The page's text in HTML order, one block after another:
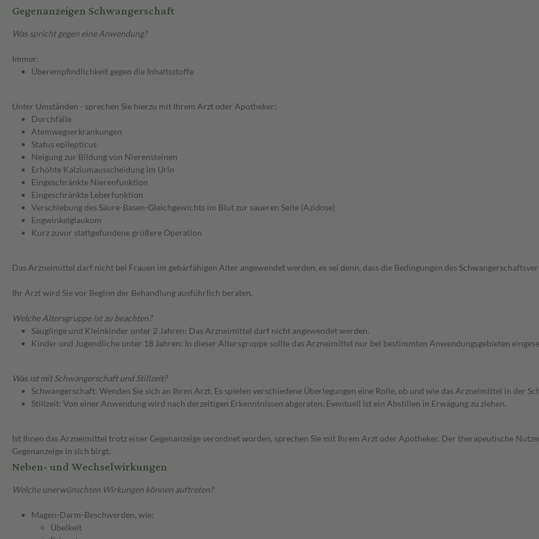
Gegenanzeigen Schwangerschaft
Was spricht gegen eine Anwendung?
Immer:
Überempfindlichkeit gegen die Inhaltsstoffe
Unter Umständen - sprechen Sie hierzu mit Ihrem Arzt oder Apotheker:
Durchfälle
Atemwegserkrankungen
Status epilepticus
Neigung zur Bildung von Nierensteinen
Erhöhte Kalziumausscheidung im Urin
Eingeschränkte Nierenfunktion
Eingeschränkte Leberfunktion
Verschiebung des Säure-Basen-Gleichgewichts im Blut zur saueren Seite (Azidose)
Engwinkelglaukom
Kurz zuvor stattgefundene größere Operation
Das Arzneimittel darf nicht bei Frauen im gebärfähigen Alter angewendet werden, es sei denn, dass die Bedingungen des
Ihr Arzt wird Sie vor Beginn der Behandlung ausführlich beraten.
Welche Altersgruppe ist zu beachten?
Säuglinge und Kleinkinder unter 2 Jahren: Das Arzneimittel darf nicht angewendet werden.
Kinder und Jugendliche unter 18 Jahren: In dieser Altersgruppe sollte das Arzneimittel nur bei bestimmten Anwendungsgebieten
Was ist mit Schwangerschaft und Stillzeit?
Schwangerschaft: Wenden Sie sich an Ihren Arzt. Es spielen verschiedene Überlegungen eine Rolle, ob und wie das Arzneimittel in der
Stillzeit: Von einer Anwendung wird nach derzeitigen Erkenntnissen abgeraten. Eventuell ist ein Abstillen in Erwägung zu ziehen.
Ist Ihnen das Arzneimittel trotz einer Gegenanzeige verordnet worden, sprechen Sie mit Ihrem Arzt oder Apotheker. Der therapeutische
Gegenanzeige in sich birgt.
Neben- und Wechselwirkungen
Welche unerwünschten Wirkungen können auftreten?
Magen-Darm-Beschwerden, wie:
Übelkeit